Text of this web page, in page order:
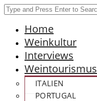
Home
Weinkultur
Interviews
Weintourismus
ITALIEN
PORTUGAL